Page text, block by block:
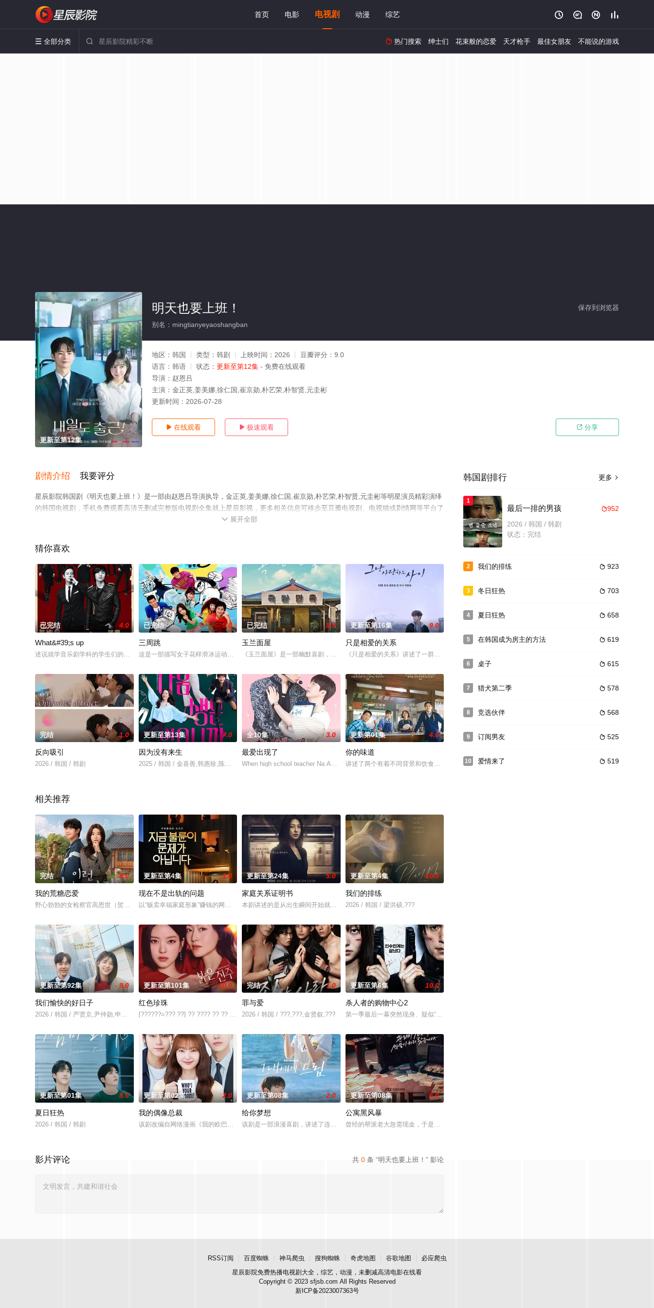
首页 电影 电视剧 动漫 综艺    
 全部分类   热门搜索 绅士们 花束般的恋爱 天才枪手 最佳女朋友 不能说的游戏
更新至第12集
保存到浏览器
明天也要上班！
别名：mingtianyeyaoshangban
地区： 韩国 类型： 韩剧 上映时间： 2026 豆瓣评分： 9.0
语言： 韩语 状态： 更新至第12集 - 免费在线观看
导演： 赵恩吕
主演： 金正英,姜美娜,徐仁国,崔京勋,朴艺荣,朴智贤,元圭彬
更新时间： 2026-07-28
 在线观看  极速观看  分享
剧情介绍 我要评分
星辰影院韩国剧《明天也要上班！》是一部由赵恩吕导演执导，金正英,姜美娜,徐仁国,崔京勋,朴艺荣,朴智贤,元圭彬等明星演员精彩演绎
的韩国电视剧，手机免费观看高清无删减完整版电视剧全集就上星辰影视，更多相关信息可移步至豆瓣电视剧、电视猫或剧情网等平台了
 展开全部
猜你喜欢
已完结 4.0
What&#39;s up
述说就学音乐剧学科的学生们的梦想和爱情的校园故事
已完结 5.0
三周跳
这是一部描写女子花样滑冰运动员李荷露和在广告公司工作的三位年轻男人之间关于梦想和爱情的故事。申活(李政宰 饰)、海允(李善均 饰)、炫泰(尹继尚
已完结 8.0
玉兰面屋
《玉兰面屋》是一部幽默喜剧，讲述70年里一心一意做冷面的爸爸达财，和想摆脱冷面去首尔发展的40岁的儿子奉佶之间的父子战争。
更新至第16集 9.0
只是相爱的关系
《只是相爱的关系》讲述了一群面对惊涛骇浪依然坚持隐忍，虽然看起来微不足道却更显伟大的人们的温暖爱
完结 1.0
反向吸引
2026 / 韩国 / 韩剧
更新至第13集 7.0
因为没有来生
2025 / 韩国 / 金喜善,韩惠轸,陈瑞妍,尹博,许俊硕,张仁燮
全10集 3.0
最爱出现了
When high school teacher Na Aejoon shows up for work on an ordinary day,
更新第01集 4.0
你的味道
讲述了两个有着不同背景和饮食理念的主角在奇迹之城全州经营一家小餐馆时一起成长并坠入爱河的故事。对
相关推荐
完结 8.0
我的荒糖恋爱
野心勃勃的女检察官高恩世（贺营 饰）意外失忆，住进拳击教练张泰河（丁海寅 饰）家中，对方还自称是她的男友。这段剪不断理还乱的棘手关系，能发展成一
更新至第4集 1.0
现在不是出轨的问题
以“贩卖幸福家庭形象”赚钱的网红夫妇，与他们正陷入泥淖般离婚诉讼的医师邻居。两对夫妻卷入连外遇都算小事的惊人秘密后，展开了一连串失控的连锁冲突。
更新至第24集 5.0
家庭关系证明书
本剧讲述的是从出生瞬间开始就被打上家庭崩溃烙印的一个孩子和面对冷酷的偏见和命运，重新找回自己人生的女性故事。
更新至第4集 10.0
我们的排练
2026 / 韩国 / 梁洪硕,???
更新至第92集 9.0
我们愉快的好日子
2026 / 韩国 / 严贤京,尹仲勋,申正允,尹多英,金惠玉,鲜于在德,尹多勋,文喜京,李商淑,郑孝彬,李家豪,郑永琡
更新至第101集 10.0
红色珍珠
[??????=??? ??] ?? ???? ?? ?? ??? ???. 7? ?????? ??? ???, ???? KBS ? ???
完结 1.0
罪与爱
2026 / 韩国 / ???,???,金贤叙,???
更新至第6集 10.0
杀人者的购物中心2
第一季最后一幕突然现身、疑似“死而复生”的郑进湾（李栋旭 饰）究竟藏身何方？他和郑智安（金慧峻 饰）
更新至第01集 8.0
夏日狂热
2026 / 韩国 / 韩剧
更新至第02集 2.0
我的偶像总裁
该剧改编自网络漫画《我的欧巴是偶像》，是一部浪漫喜剧。讲述进入由前偶像兼CEO李灿领导的公司工作的南多凛，与在那里遇到的社长姜河基的故事。 姜勋
更新至第08集 2.0
给你梦想
该剧是一部浪漫喜剧，讲述了连一个梦想都无所畏惧的十几岁，被现实挡住而受挫的二十几岁，像变成那样的大人的三十几岁的记者李载与一个生
更新至第08集 6.0
公寓黑风暴
曾经的帮派老大急需现金，于是和有志成为律师的同伴合作，打算窃取住宅社区的储备基金，却意外揭开深藏
共 0 条 “明天也要上班！” 影论
影片评论
更多 
韩国剧排行
1
952
最后一排的男孩
2026 / 韩国 / 韩剧
状态：完结
2  923
我们的排练
3  703
冬日狂热
4  658
夏日狂热
5  619
在韩国成为房主的方法
6  615
桌子
7  578
猎犬第二季
8  568
竞选伙伴
9  525
订阅男友
10  519
爱情来了
RSS订阅 百度蜘蛛 神马爬虫 搜狗蜘蛛 奇虎地图 谷歌地图
必应爬虫
星辰影院免费热播电视剧大全，综艺，动漫，未删减高清电影在线看
Copyright © 2023 sfjsb.com All Rights Reserved
新ICP备2023007363号